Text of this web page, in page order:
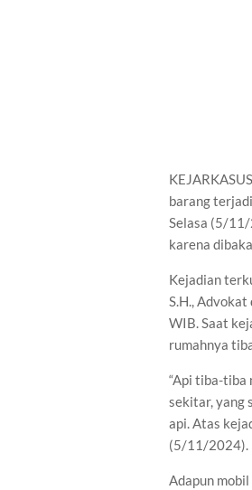
barang
Selasa (5/11/
karena
Kejadian
S.H.,
WIB. Saat
rumahnya
“Api tiba-tiba
sekitar, yang
api. Atas
(5/11/2024).
Adapun